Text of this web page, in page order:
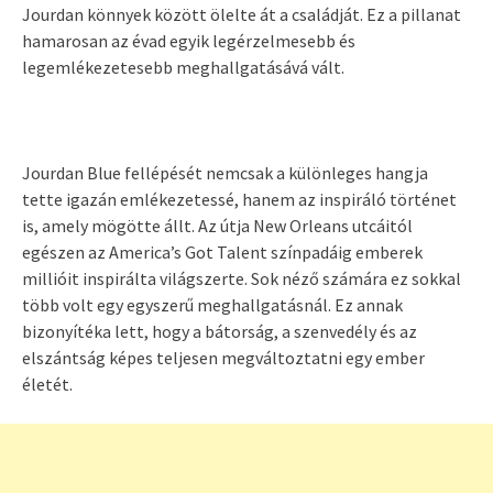
Jourdan könnyek között ölelte át a családját. Ez a pillanat
hamarosan az évad egyik legérzelmesebb és
legemlékezetesebb meghallgatásává vált.
Jourdan Blue fellépését nemcsak a különleges hangja
tette igazán emlékezetessé, hanem az inspiráló történet
is, amely mögötte állt. Az útja New Orleans utcáitól
egészen az America’s Got Talent színpadáig emberek
millióit inspirálta világszerte. Sok néző számára ez sokkal
több volt egy egyszerű meghallgatásnál. Ez annak
bizonyítéka lett, hogy a bátorság, a szenvedély és az
elszántság képes teljesen megváltoztatni egy ember
életét.